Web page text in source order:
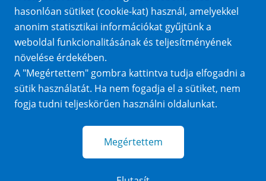
Sütik
Adatvédelem
Közérdekű adatok
hasonlóan sütiket (cookie-kat) használ, amelyekkel
anonim statisztikai információkat gyűjtünk a
weboldal funkcionalitásának és teljesítményének
növelése érdekében.
A "Megértettem" gombra kattintva tudja elfogadni a
sütik használatát. Ha nem fogadja el a sütiket, nem
fogja tudni teljeskörűen használni oldalunkat.
Megértettem